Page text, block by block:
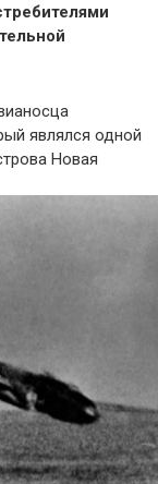
являлся одной
Новая